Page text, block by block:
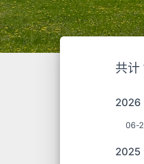
共计
2026
06-
2025